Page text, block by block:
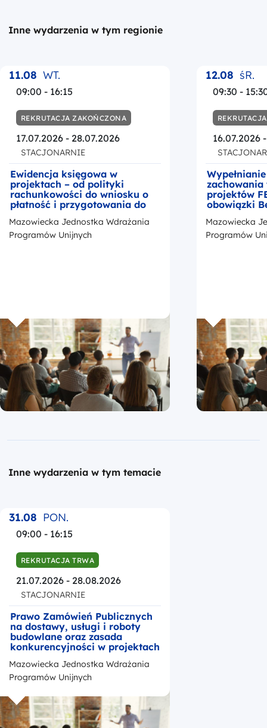
Inne wydarzenia w tym regionie
11.08 WT.
09:00 - 16:15
REKRUTACJA ZAKOŃCZONA
17.07.2026 - 28.07.2026
STACJONARNIE
Ewidencja księgowa w
projektach – od polityki
rachunkowości do wniosku o
płatność i przygotowania do
Mazowiecka Jednostka Wdrażania
Programów Unijnych
12.08 śR.
09:30 -
16.07.2026
zachowania
projektów
obowiązki
z
promocji
Mazowiecka
Programów
Inne wydarzenia w tym temacie
31.08 PON.
09:00 - 16:15
REKRUTACJA TRWA
21.07.2026 - 28.08.2026
STACJONARNIE
Prawo Zamówień Publicznych
na dostawy, usługi i roboty
budowlane oraz zasada
konkurencyjności w projektach
ramach Funduszy Europejskich
dla Mazowsza na lata 2021-
Mazowiecka Jednostka Wdrażania
Programów Unijnych